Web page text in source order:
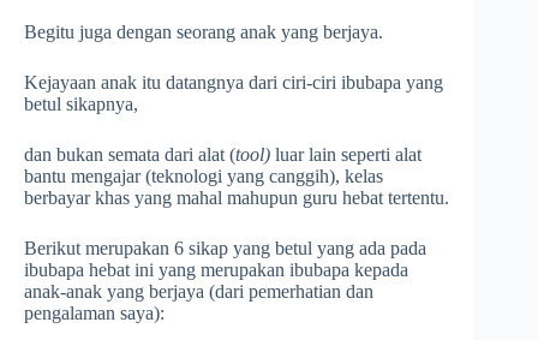
Begitu juga dengan seorang anak yang berjaya.
Kejayaan anak itu datangnya dari ciri-ciri ibubapa yang
betul sikapnya,
dan bukan semata dari alat (tool) luar lain seperti alat
bantu mengajar (teknologi yang canggih), kelas
berbayar khas yang mahal mahupun guru hebat tertentu.
Berikut merupakan 6 sikap yang betul yang ada pada
ibubapa hebat ini yang merupakan ibubapa kepada
anak-anak yang berjaya (dari pemerhatian dan
pengalaman saya):